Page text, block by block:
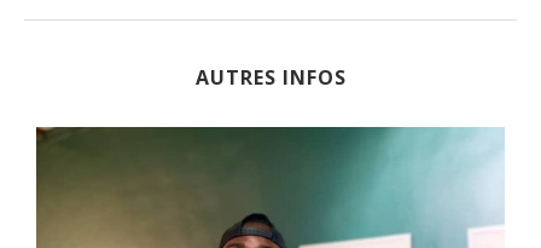
AUTRES INFOS